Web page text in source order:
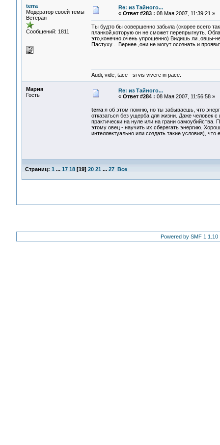
terra
Модератор своей темы
Ветеран
Сообщений: 1811
Re: из Тайного...
« Ответ #283 : 08 Мая 2007, 11:39:21 »
Ты будто бы совершенно забыла (скорее всего
планкой,которую он не сможет перепрыгнуть.
это,конечно,очень упрощенно) Видишь ли..овцы-
Пастуху . Вернее ,они не могут осознать и
Audi, vide, tace - si vis vivere in pace.
Мария
Гость
Re: из Тайного...
« Ответ #284 : 08 Мая 2007, 11:56:58 »
terraя об этом помню, но ты забываешь, что
отказаться без ущерба для жизни. Даже человек
практически на нуле или на грани самоубийства.
этому овец - научить их сберегать энергию.
интеллектуально или создать такие условия),
Страниц: 1 ... 17 18[19] 20 21 ... 27 Все
Powered by SMF 1.1.10